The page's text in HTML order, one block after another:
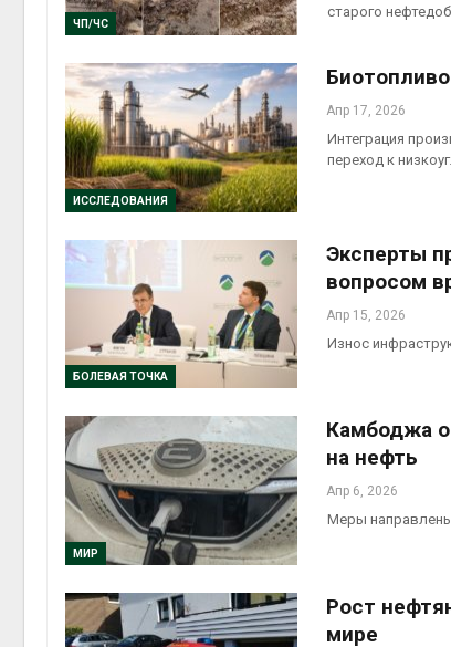
ЧП/ЧС
старого
ИССЛЕДОВАНИЯ
Апр 17, 2026
Интеграция
переход к
БОЛЕВАЯ ТОЧКА
Эксперты
вопросом
Апр 15, 2026
Износ
МИР
Камбоджа
на нефть
Апр 6, 2026
Меры направлены
Рост
мире
Авг 5, 2026
использовать
крокодилов для охраны
израильской тюрьмы
Авг 5, 2026